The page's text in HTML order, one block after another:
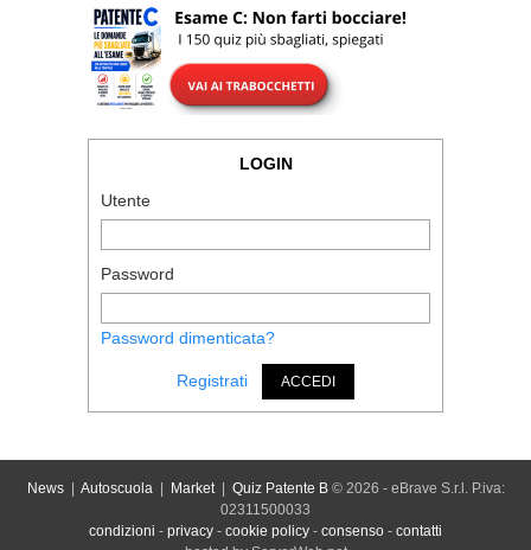
LOGIN
Utente
Password
Password dimenticata?
Registrati ACCEDI
News| Autoscuola| Market| Quiz Patente B© 2026 - eBrave S.r.l. P.iva:
02311500033
condizioni - privacy - cookie policy - consenso - contatti